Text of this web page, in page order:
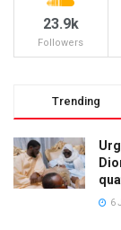
23.9k
Followers
Trending
6